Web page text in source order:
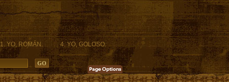
1. YO, ROMÁN. 4. YO, GOLOSO.